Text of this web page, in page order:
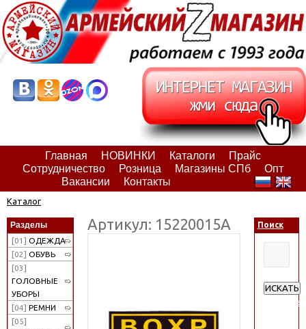
Главная НОВИНКИ Каталоги
Прайс
Сотрудничество
Розница Магазины СПб
Опт
Вакансии
Контакты
Каталог
Разделы
[01] ОДЕЖДА
[02] ОБУВЬ
[03]
ГОЛОВНЫЕ
УБОРЫ
[04] РЕМНИ
[05]
Артикул: 15220015А Поиск
ИСКАТЬ